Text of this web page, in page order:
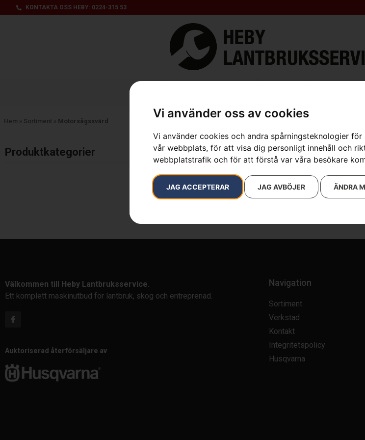
Vi använder oss av cookies
Vi använder cookies och andra spårningsteknologier
vår webbplats, för att visa dig personligt innehåll och
webbplatstrafik och för att förstå var våra besökare
JAG ACCEPTERAR JAG AVBÖJER ÄNDRA
KONTAKTA OSS HEBY: 0224-315 53
Hem » Sortiment » Motorsågssvärd
Produktkategorier​ Inga resultat.
Välkommen till Heby Lantbruksservice.
Ett komplett maskinutbud för lantbruk, skog och entreprenad.
Auktoriserad återförsäljare av
Navigation
Sortiment
Verkstad
Kontakt
Integritetspolicy
Husqvarna